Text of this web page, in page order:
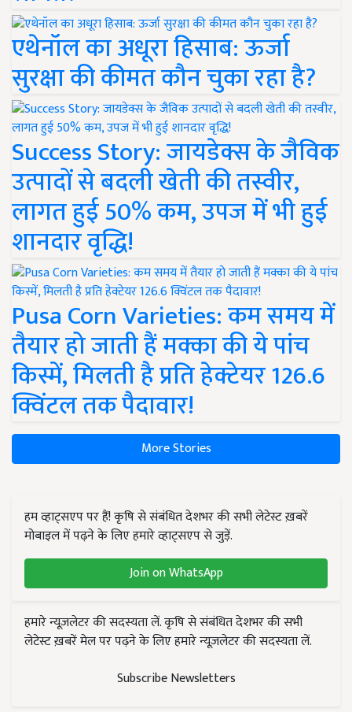
एथेनॉल का अधूरा हिसाब: ऊर्जा
सुरक्षा की कीमत कौन चुका रहा है?
Success Story: जायडेक्स के जैविक
उत्पादों से बदली खेती की तस्वीर,
लागत हुई 50% कम, उपज में भी हुई
शानदार वृद्धि!
Pusa Corn Varieties: कम समय में
तैयार हो जाती हैं मक्का की ये पांच
किस्में, मिलती है प्रति हेक्टेयर 126.6
क्विंटल तक पैदावार!
More Stories
हम व्हाट्सएप पर हैं! कृषि से संबंधित देशभर की सभी लेटेस्ट ख़बरें
मोबाइल में पढ़ने के लिए हमारे व्हाट्सएप से जुड़ें.
Join on WhatsApp
हमारे न्यूज़लेटर की सदस्यता लें. कृषि से संबंधित देशभर की सभी
लेटेस्ट ख़बरें मेल पर पढ़ने के लिए हमारे न्यूज़लेटर की सदस्यता लें.
Subscribe Newsletters